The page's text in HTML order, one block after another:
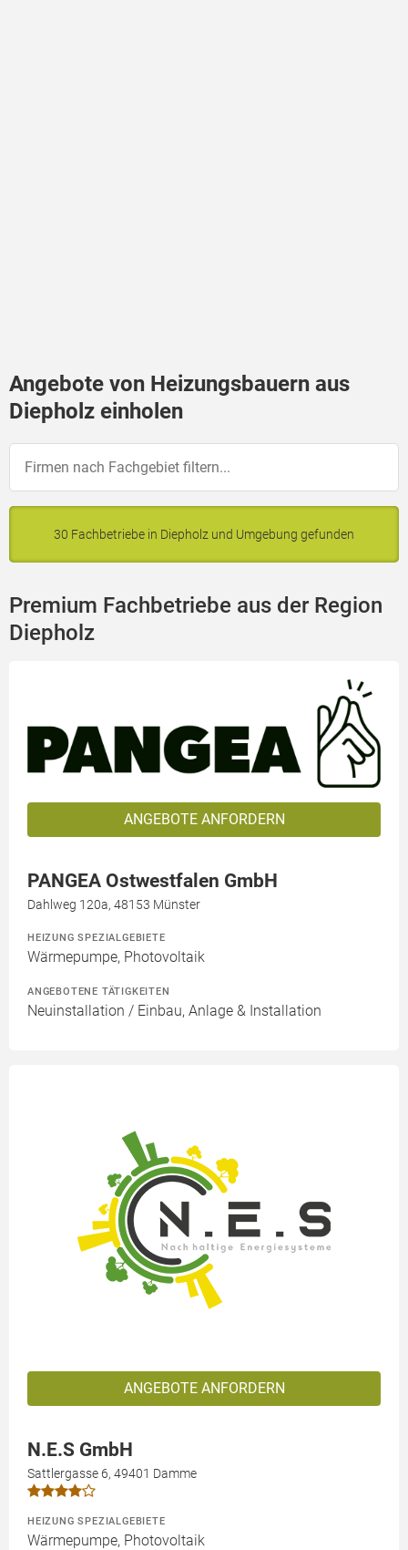
Angebote von Heizungsbauern aus
Diepholz einholen
30 Fachbetriebe in Diepholz und Umgebung gefunden
Premium Fachbetriebe aus der Region
Diepholz
ANGEBOTE ANFORDERN
PANGEA Ostwestfalen GmbH
Dahlweg 120a, 48153 Münster
HEIZUNG SPEZIALGEBIETE
Wärmepumpe, Photovoltaik
ANGEBOTENE TÄTIGKEITEN
Neuinstallation / Einbau, Anlage & Installation
ANGEBOTE ANFORDERN
N.E.S GmbH
Sattlergasse 6, 49401 Damme
HEIZUNG SPEZIALGEBIETE
Wärmepumpe, Photovoltaik